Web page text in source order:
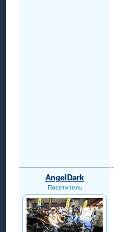
AngelDark
Посетитель